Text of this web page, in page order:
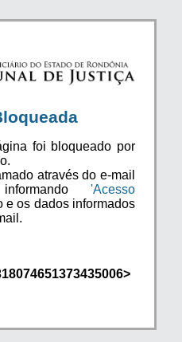
foi bloqueado por
através do e-mail
'Acesso
e os dados informados